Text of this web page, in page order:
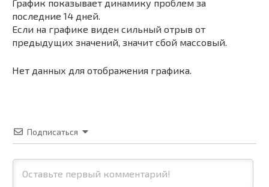
График показывает динамику проблем за
последние 14 дней.
Если на графике виден сильный отрыв от
предыдущих значений, значит сбой массовый.
Нет данных для отображения графика.
Подписаться